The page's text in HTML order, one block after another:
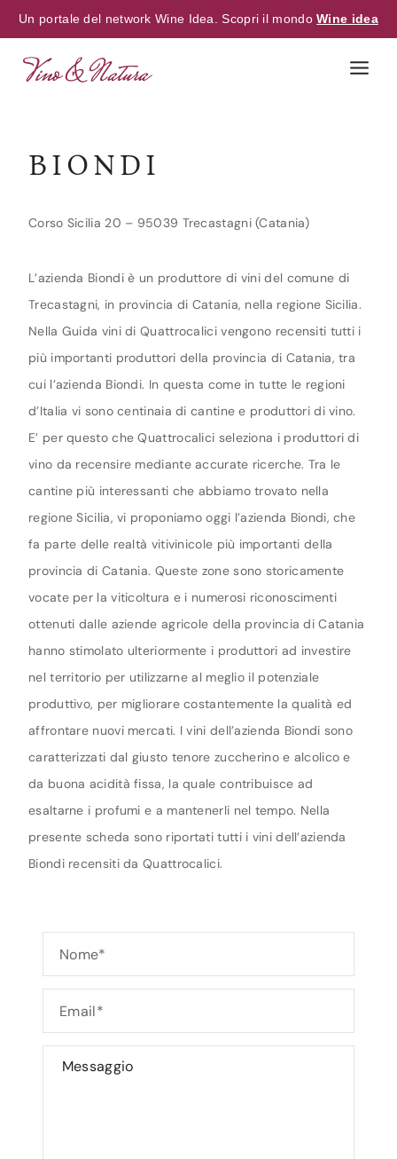
Un portale del network Wine Idea. Scopri il mondoWine idea
BIONDI
Corso Sicilia 20 – 95039 Trecastagni (Catania)
L’azienda Biondi è un produttore di vini del comune di
Trecastagni, in provincia di Catania, nella regione Sicilia.
Nella Guida vini di Quattrocalici vengono recensiti tutti i
più importanti produttori della provincia di Catania, tra
cui l’azienda Biondi. In questa come in tutte le regioni
d’Italia vi sono centinaia di cantine e produttori di vino.
E’ per questo che Quattrocalici seleziona i produttori di
vino da recensire mediante accurate ricerche. Tra le
cantine più interessanti che abbiamo trovato nella
regione Sicilia, vi proponiamo oggi l’azienda Biondi, che
fa parte delle realtà vitivinicole più importanti della
provincia di Catania. Queste zone sono storicamente
vocate per la viticoltura e i numerosi riconoscimenti
ottenuti dalle aziende agricole della provincia di Catania
hanno stimolato ulteriormente i produttori ad investire
nel territorio per utilizzarne al meglio il potenziale
produttivo, per migliorare costantemente la qualità ed
affrontare nuovi mercati. I vini dell’azienda Biondi sono
caratterizzati dal giusto tenore zuccherino e alcolico e
da buona acidità fissa, la quale contribuisce ad
esaltarne i profumi e a mantenerli nel tempo. Nella
presente scheda sono riportati tutti i vini dell’azienda
Biondi recensiti da Quattrocalici.